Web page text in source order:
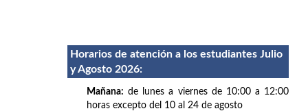
Horarios de atención a los estudiantes Julio
y Agosto 2026:
Mañana: de lunes a viernes de 10:00 a 12:00
horas excepto del 10 al 24 de agosto